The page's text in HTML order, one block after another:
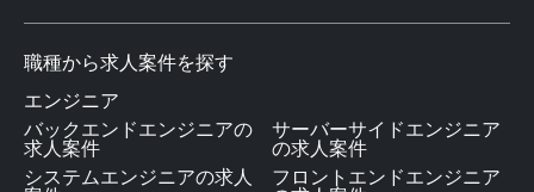
職種から求人案件を探す
エンジニア
バックエンドエンジニアの
求人案件
サーバーサイドエンジニア
の求人案件
システムエンジニアの求人
フロントエンドエンジニア